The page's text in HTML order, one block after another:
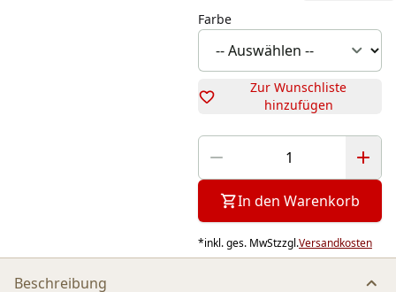
Farbe
Zur Wunschliste
hinzufügen
In den Warenkorb
*inkl. ges. MwStzzgl.Versandkosten
Beschreibung